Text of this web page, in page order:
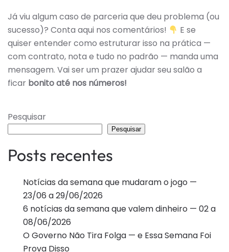
Já viu algum caso de parceria que deu problema (ou
sucesso)? Conta aqui nos comentários!
E se
quiser entender como estruturar isso na prática —
com contrato, nota e tudo no padrão — manda uma
mensagem. Vai ser um prazer ajudar seu salão a
ficar bonito até nos números!
Pesquisar
Pesquisar
Posts recentes
Notícias da semana que mudaram o jogo —
23/06 a 29/06/2026
6 notícias da semana que valem dinheiro — 02 a
08/06/2026
O Governo Não Tira Folga — e Essa Semana Foi
Prova Disso